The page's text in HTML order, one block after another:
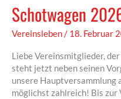
Schotwagen
Vereinsleben/ 18. Februar
Liebe Vereinsmitglieder,
steht jetzt neben seinen
unsere Hauptversammlung
möglichst zahlreich! Bis zur